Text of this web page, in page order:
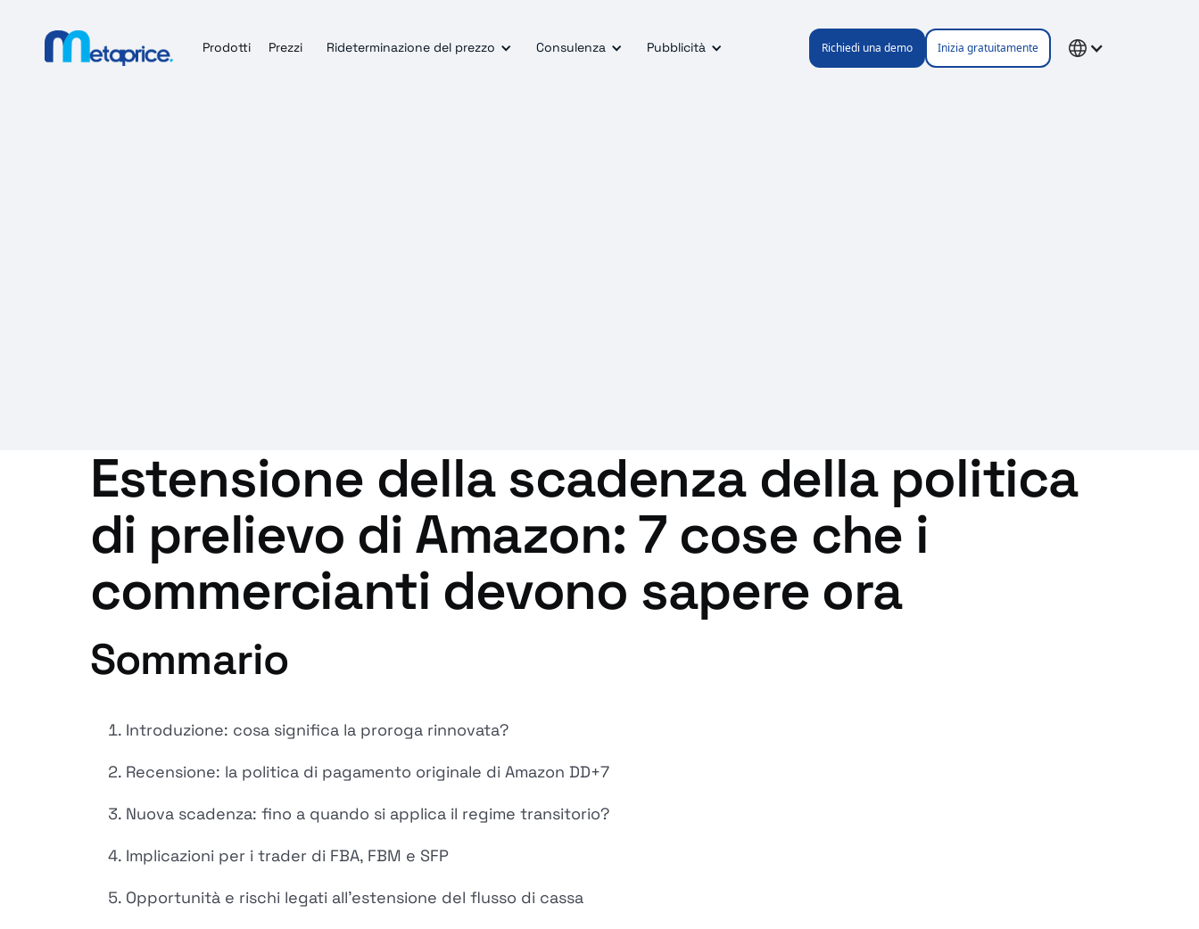
Prodotti Prezzi Rideterminazione del prezzo Consulenza Pubblicità Richiedi una demo Inizia gratuitamente
Estensione della scadenza della politica
di prelievo di Amazon: 7 cose che i
commercianti devono sapere ora
Sommario
Introduzione: cosa significa la proroga rinnovata?
Recensione: la politica di pagamento originale di Amazon DD+7
Nuova scadenza: fino a quando si applica il regime transitorio?
Implicazioni per i trader di FBA, FBM e SFP
Opportunità e rischi legati all'estensione del flusso di cassa